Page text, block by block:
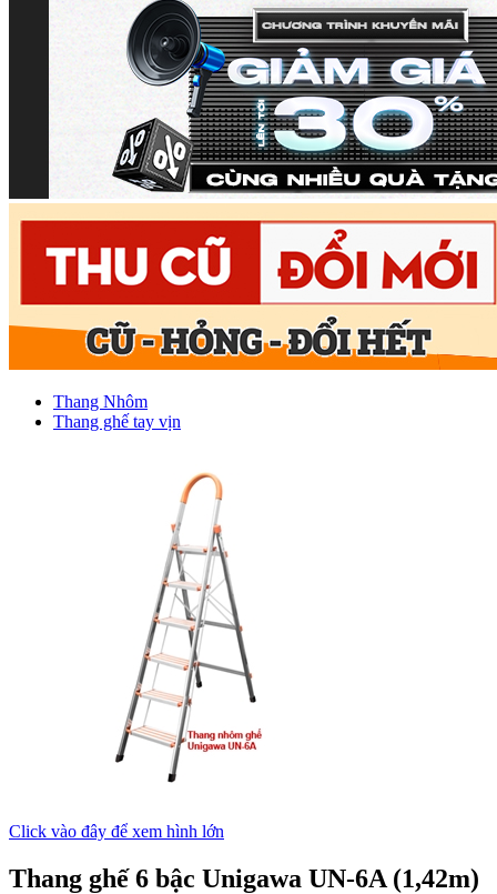
Thang Nhôm
Thang ghế tay vịn
Click vào đây để xem hình lớn
Thang ghế 6 bậc Unigawa UN-6A (1,42m)